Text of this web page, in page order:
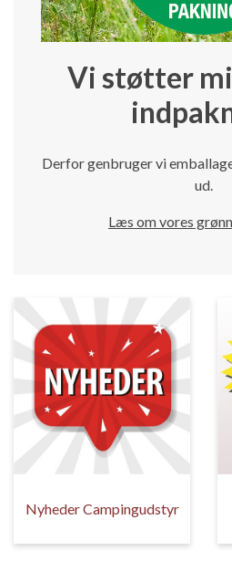
Vi støtter
Derfor genbruger vi
ud.
Læs om vores
Nyheder Campingudstyr